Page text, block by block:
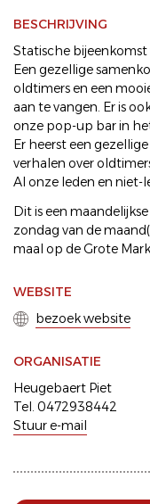
BESCHRIJVING
Statische
Een gezellige
oldtimers en een
aan te vangen. Er is
onze pop-up bar in
Er heerst een
verhalen over
Al onze leden en niet-
Dit is een
zondag van de
maal op de Grote
WEBSITE
bezoek website
ORGANISATIE
Heugebaert Piet
Tel. 0472938442
Stuur e-mail